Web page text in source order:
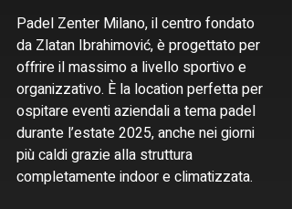
Padel Zenter Milano, il centro fondato
da Zlatan Ibrahimović, è progettato per
offrire il massimo a livello sportivo e
organizzativo. È la location perfetta per
ospitare eventi aziendali a tema padel
durante l’estate 2025, anche nei giorni
più caldi grazie alla struttura
completamente indoor e climatizzata.